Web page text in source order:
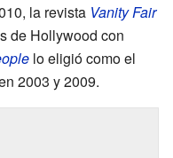
la revista Vanity Fair
de Hollywood con
lo eligió como el
2003 y 2009.